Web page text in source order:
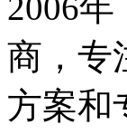
2006
商，专
方案和